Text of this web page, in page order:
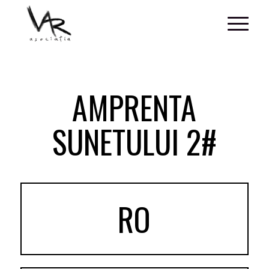
AMPRENTA
SUNETULUI 2#
RO